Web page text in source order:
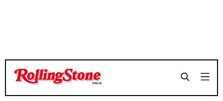
TEMPO DI LETTURA 12 MINUTI SHARE
TEMPO DI LETTURA 12 MINUTI SHARE